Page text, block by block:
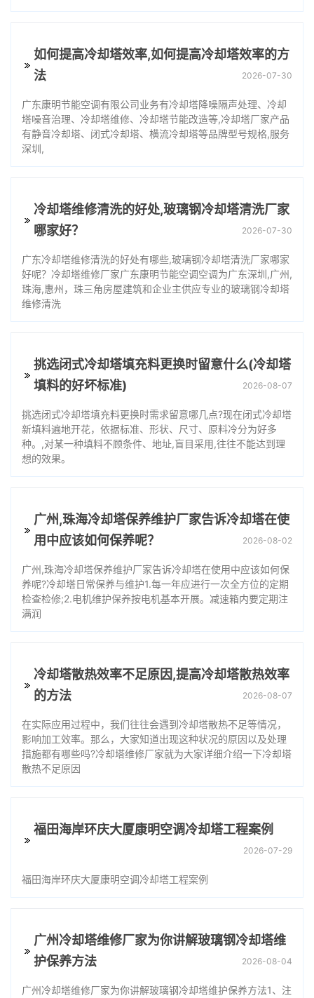
如何提高冷却塔效率,如何提高冷却塔效率的方
法
2026-07-30
广东康明节能空调有限公司业务有冷却塔降噪隔声处理、冷却
塔噪音治理、冷却塔维修、冷却塔节能改造等,冷却塔厂家产品
有静音冷却塔、闭式冷却塔、横流冷却塔等品牌型号规格,服务
深圳,
冷却塔维修清洗的好处,玻璃钢冷却塔清洗厂家
哪家好？
2026-07-30
广东冷却塔维修清洗的好处有哪些,玻璃钢冷却塔清洗厂家哪家
好呢？冷却塔维修厂家广东康明节能空调空调为广东深圳,广州,
珠海,惠州，珠三角房屋建筑和企业主供应专业的玻璃钢冷却塔
维修清洗
挑选闭式冷却塔填充料更换时留意什么(冷却塔
填料的好坏标准)
2026-08-07
挑选闭式冷却塔填充料更换时需求留意哪几点?现在闭式冷却塔
新填料遍地开花，依据标准、形状、尺寸、原料冷分为好多
种。,对某一种填料不顾条件、地址,盲目采用,往往不能达到理
想的效果。
广州,珠海冷却塔保养维护厂家告诉冷却塔在使
用中应该如何保养呢？
2026-08-02
广州,珠海冷却塔保养维护厂家告诉冷却塔在使用中应该如何保
养呢?冷却塔日常保养与维护1.每一年应进行一次全方位的定期
检查检修;2.电机维护保养按电机基本开展。减速箱内要定期注
满润
冷却塔散热效率不足原因,提高冷却塔散热效率
的方法
2026-08-07
在实际应用过程中，我们往往会遇到冷却塔散热不足等情况，
影响加工效率。那么，大家知道出现这种状况的原因以及处理
措施都有哪些吗?冷却塔维修厂家就为大家详细介绍一下冷却塔
散热不足原因
福田海岸环庆大厦康明空调冷却塔工程案例
2026-07-29
福田海岸环庆大厦康明空调冷却塔工程案例
广州冷却塔维修厂家为你讲解玻璃钢冷却塔维
护保养方法
2026-08-04
广州冷却塔维修厂家为你讲解玻璃钢冷却塔维护保养方法1、注